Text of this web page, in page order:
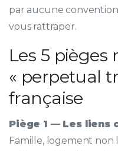
par aucune
vous rattraper.
Les 5 pièges
« perpetual
française
Piège 1 — Les liens
Famille, logement non